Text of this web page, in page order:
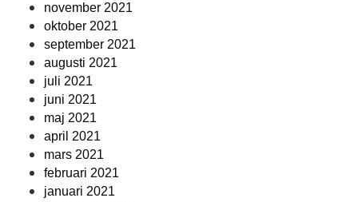
november 2021
oktober 2021
september 2021
augusti 2021
juli 2021
juni 2021
maj 2021
april 2021
mars 2021
februari 2021
januari 2021